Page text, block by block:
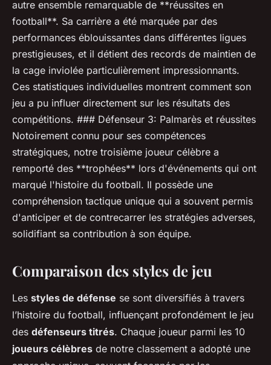
autre ensemble remarquable de **réussites en
football**. Sa carrière a été marquée par des
performances éblouissantes dans différentes ligues
prestigieuses, et il détient des records de maintien de
la cage inviolée particulièrement impressionnants.
Ces statistiques individuelles montrent comment son
jeu a pu influer directement sur les résultats des
compétitions. ### Défenseur 3: Palmarès et réussites
Notoirement connu pour ses compétences
stratégiques, notre troisième joueur célèbre a
remporté des **trophées** lors d'événements qui ont
marqué l'histoire du football. Il possède une
compréhension tactique unique qui a souvent permis
d'anticiper et de contrecarrer les stratégies adverses,
solidifiant sa contribution à son équipe.
Comparaison des styles de jeu
Les styles de défense se sont diversifiés à travers
l’histoire du football, influençant profondément le jeu
des défenseurs titrés. Chaque joueur parmi les 10
joueurs célèbres de notre classement a adopté une